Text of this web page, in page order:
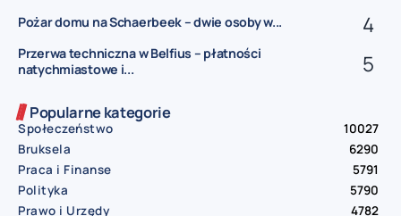
Pożar domu na Schaerbeek – dwie osoby w...
Przerwa techniczna w Belfius – płatności
natychmiastowe i...
Popularne kategorie
Społeczeństwo
10027
Bruksela
6290
Praca i Finanse
5791
Polityka
5790
Prawo i Urzędy
4782